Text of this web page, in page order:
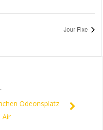
Jour Fixe
Odeonsplatz
Air